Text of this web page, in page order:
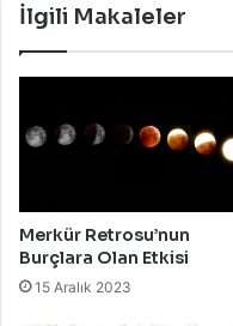
İlgili Makaleler
Merkür Retrosu’nun
Burçlara Olan Etkisi
15 Aralık 2023